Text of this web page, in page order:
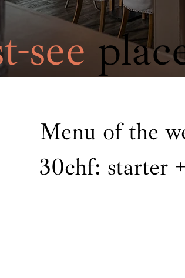
see
Menu of the
30chf: starter